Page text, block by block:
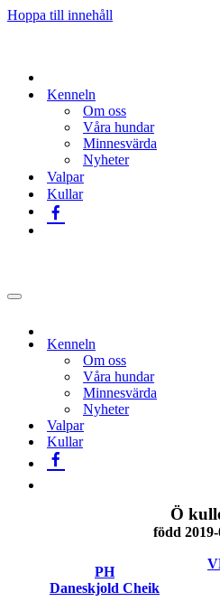
Hoppa till innehåll
Kenneln
Om oss
Våra hundar
Minnesvärda
Nyheter
Valpar
Kullar
Navigeringsmeny
Kenneln
Om oss
Våra hundar
Minnesvärda
Nyheter
Valpar
Kullar
Ö
född
PH
Daneskjold Cheik